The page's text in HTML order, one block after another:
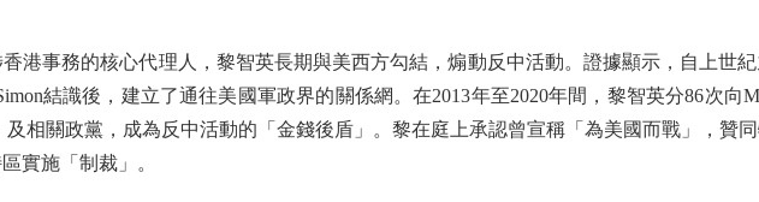
事務的核心代理人，黎智英長期與美西方勾結，煽動反中活動。證據顯示，自上世
結識後，建立了通往美國軍政界的關係網。在2013年至2020年間，黎智英分86次向
相關政黨，成為反中活動的「金錢後盾」。黎在庭上承認曾宣稱「為美國而戰」，贊
實施「制裁」。